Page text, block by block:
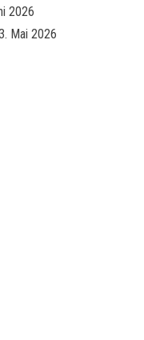
2026
Mai 2026